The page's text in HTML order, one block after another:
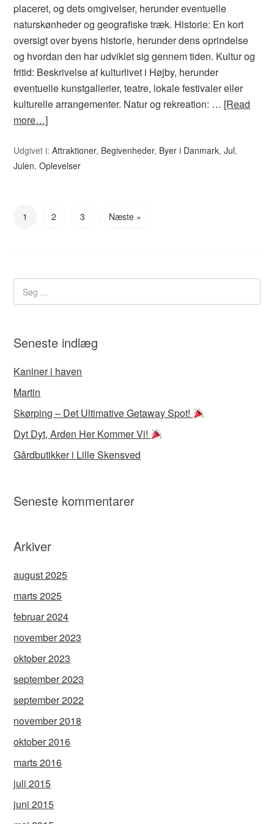
placeret, og dets omgivelser, herunder eventuelle
naturskønheder og geografiske træk. Historie: En kort
oversigt over byens historie, herunder dens oprindelse
og hvordan den har udviklet sig gennem tiden. Kultur og
fritid: Beskrivelse af kulturlivet i Højby, herunder
eventuelle kunstgallerier, teatre, lokale festivaler eller
kulturelle arrangementer. Natur og rekreation: … [Read
more…]
Udgivet i:Attraktioner, Begivenheder, Byer i Danmark,Jul,
Julen,Oplevelser
1 2 3 Næste »
Seneste indlæg
Kaniner i haven
Martin
Skørping – Det Ultimative Getaway Spot!
Dyt Dyt, Arden Her Kommer Vi!
Gårdbutikker i Lille Skensved
Seneste kommentarer
Arkiver
august 2025
marts 2025
februar 2024
november 2023
oktober 2023
september 2023
september 2022
november 2018
oktober 2016
marts 2016
juli 2015
juni 2015